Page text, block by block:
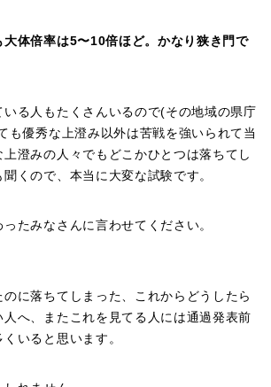
大体倍率は5〜10倍ほど。かなり狭き門で
いる人もたくさんいるので(その地域の県庁
も優秀な上澄み以外は苦戦を強いられて当
澄みの人々でもどこかひとつは落ちてし
くので、本当に大変な試験です。
たみなさんに言わせてください。
に落ちてしまった、これからどうしたら
人へ、またこれを見てる人には通過発表前
いると思います。